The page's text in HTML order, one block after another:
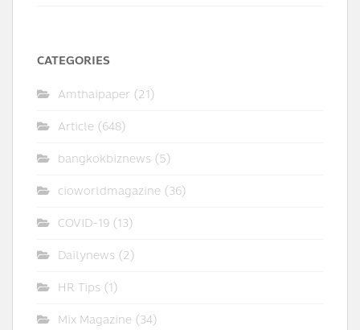
CATEGORIES
Amthaipaper (21)
Article (648)
bangkokbiznews (5)
cioworldmagazine (36)
COVID-19 (13)
Dailynews (2)
HR Tips (1)
Mix Magazine (34)